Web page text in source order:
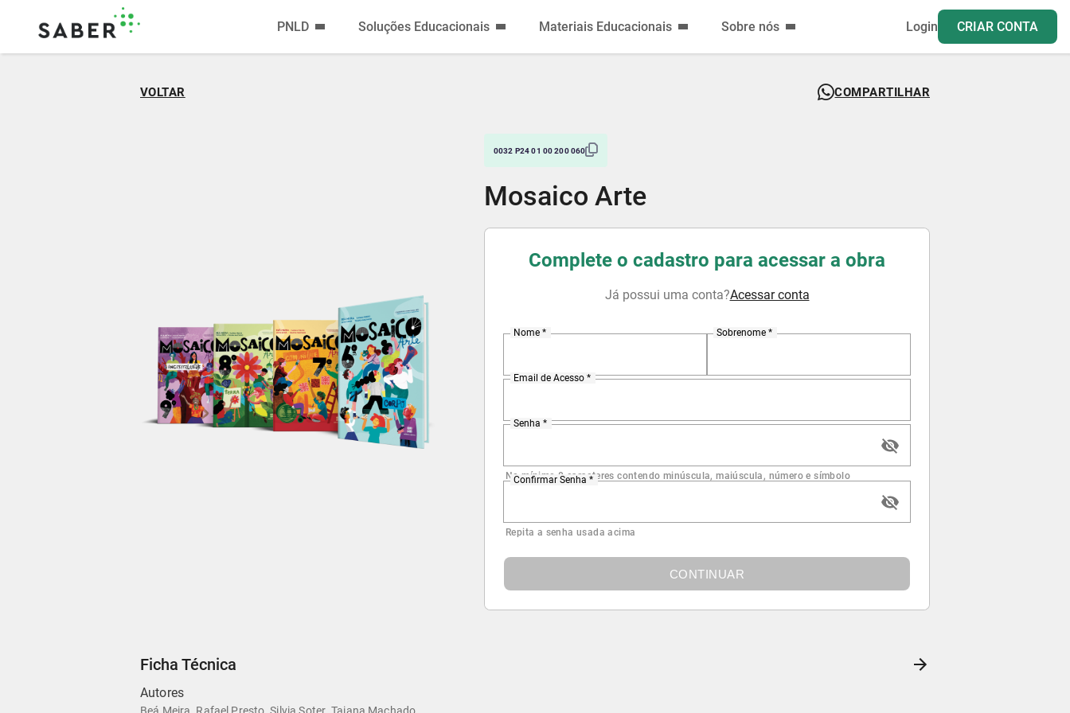
PNLD Soluções Educacionais Materiais Educacionais Sobre nós Login CRIAR CONTA
VOLTAR COMPARTILHAR
0032 P24 01 00 200 060
Mosaico Arte
Complete o cadastro para acessar a obra
Já possui uma conta?Acessar conta
Nome * Sobrenome *
Email de Acesso *
Senha *
No mínimo 8 caracteres contendo minúscula, maiúscula, número e símbolo
Confirmar Senha *
Repita a senha usada acima
CONTINUAR
Ficha Técnica
Autores